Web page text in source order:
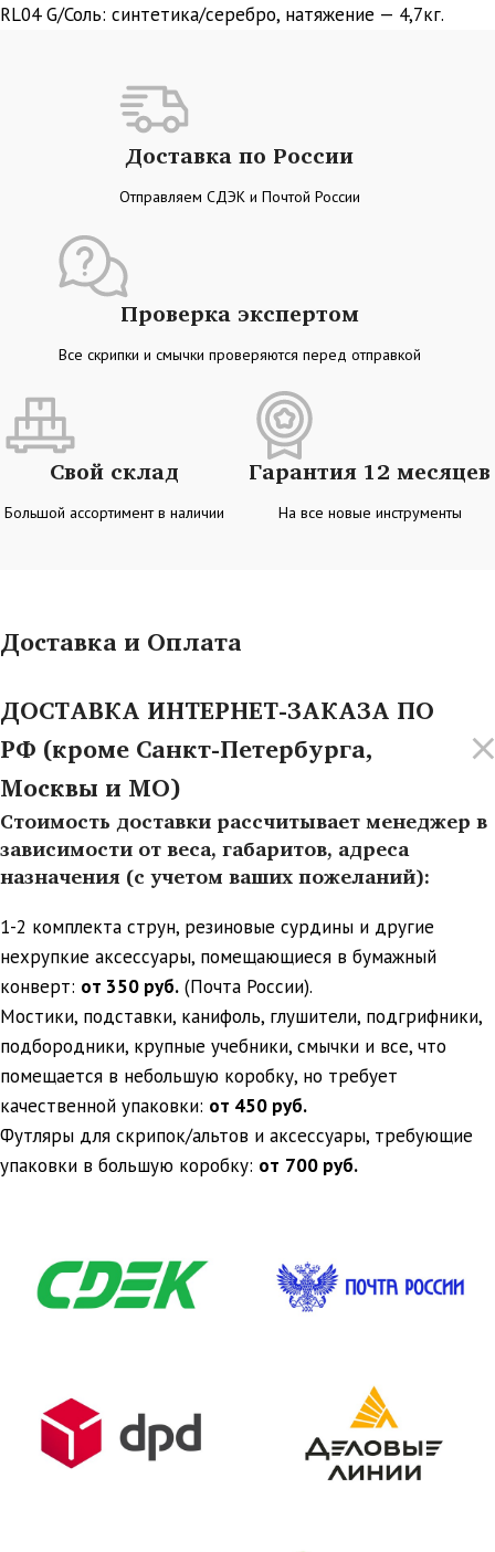
RL04 G/Соль: синтетика/серебро, натяжение — 4,7кг.
Доставка по России
Отправляем СДЭК и Почтой России
Проверка экспертом
Все скрипки и смычки проверяются перед отправкой
Свой склад
Большой ассортимент в наличии
Гарантия 12 месяцев
На все новые инструменты
Доставка и Оплата
ДОСТАВКА ИНТЕРНЕТ-ЗАКАЗА ПО
РФ (кроме Санкт-Петербурга,
Москвы и МО)
Стоимость доставки рассчитывает менеджер в
зависимости от веса, габаритов, адреса
назначения (с учетом ваших пожеланий):
1-2 комплекта струн, резиновые сурдины и другие
нехрупкие аксессуары, помещающиеся в бумажный
конверт: от 350 руб. (Почта России).
Мостики, подставки, канифоль, глушители, подгрифники,
подбородники, крупные учебники, смычки и все, что
помещается в небольшую коробку, но требует
качественной упаковки: от 450 руб.
Футляры для скрипок/альтов и аксессуары, требующие
упаковки в большую коробку: от 700 руб.